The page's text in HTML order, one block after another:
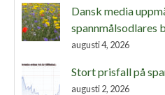
Dansk media
spannmålsodlares
augusti 4, 2026
Stort prisfall på
augusti 2, 2026